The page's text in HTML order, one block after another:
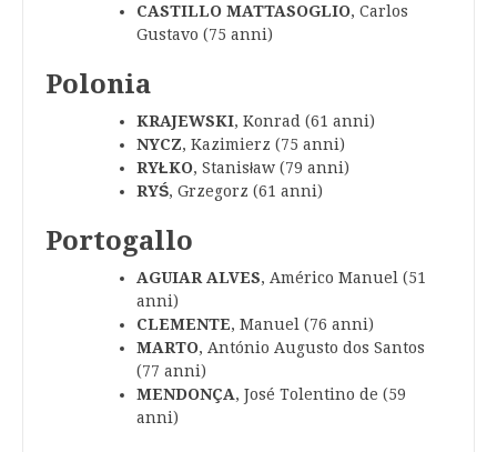
CASTILLO MATTASOGLIO, Carlos
Gustavo (75 anni)
Polonia
KRAJEWSKI, Konrad (61 anni)
NYCZ, Kazimierz (75 anni)
RYŁKO, Stanisław (79 anni)
RYŚ, Grzegorz (61 anni)
Portogallo
AGUIAR ALVES, Américo Manuel (51
anni)
CLEMENTE, Manuel (76 anni)
MARTO, António Augusto dos Santos
(77 anni)
MENDONÇA, José Tolentino de (59
anni)